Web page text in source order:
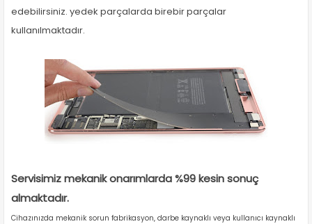
edebilirsiniz. yedek parçalarda birebir parçalar
kullanılmaktadır.
Servisimiz mekanik onarımlarda %99 kesin sonuç
almaktadır.
Cihazınızda mekanik sorun fabrikasyon, darbe kaynaklı veya kullanıcı kaynaklı